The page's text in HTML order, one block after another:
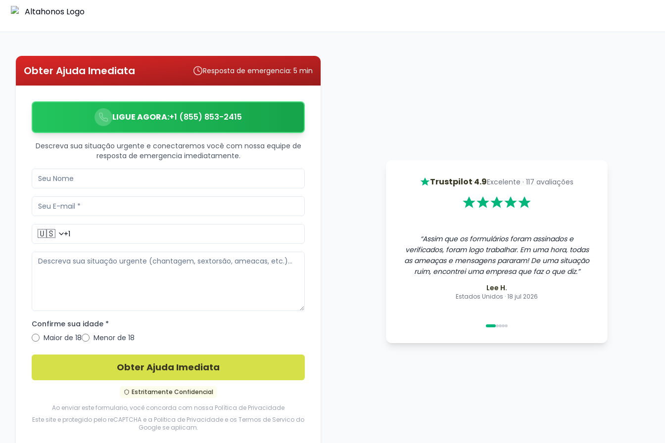
Obter Ajuda Imediata Resposta de emergencia: 5 min
LIGUE AGORA:+1 (855) 853-2415
Descreva sua situação urgente e conectaremos você com nossa equipe de
resposta de emergencia imediatamente.
🇺🇸
Confirme sua idade *
Maior de 18
Menor de 18
Obter Ajuda Imediata
Estritamente Confidencial
Ao enviar este formulario, você concorda com nossa Política de Privacidade
Este site e protegido pelo reCAPTCHA e a Politica de Privacidade e os Termos de Servico do
Google se aplicam.
Trustpilot·4.9Excelente · 117 avaliações
“Assim que os formulários foram assinados e
verificados, foram logo trabalhar. Em uma hora, todas
as ameaças e mensagens pararam! De uma situação
ruim, encontrei uma empresa que faz o que diz.”
Lee H.
Estados Unidos ·18 jul 2026